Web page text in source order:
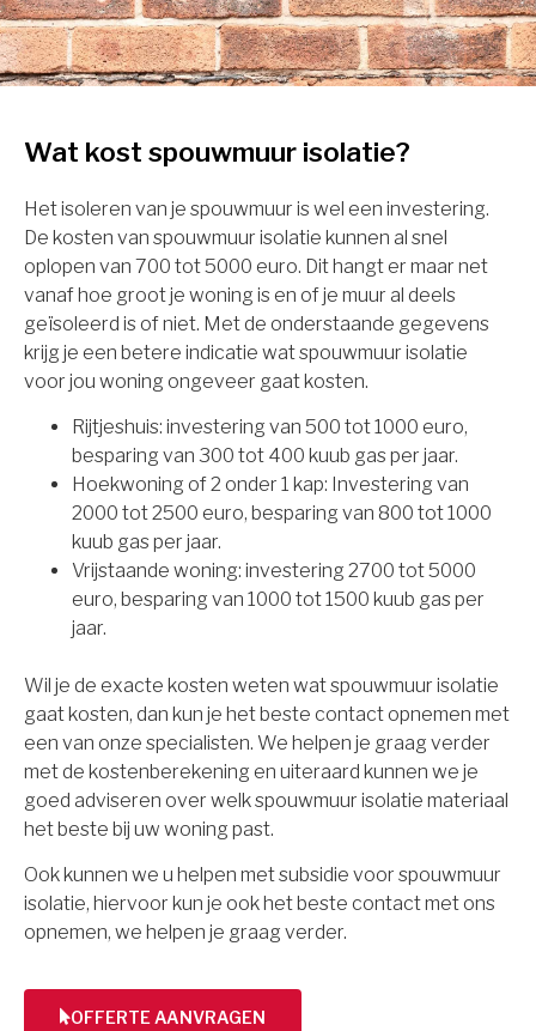
Wat kost spouwmuur isolatie?
Het isoleren van je spouwmuur is wel een investering.
De kosten van spouwmuur isolatie kunnen al snel
oplopen van 700 tot 5000 euro. Dit hangt er maar net
vanaf hoe groot je woning is en of je muur al deels
geïsoleerd is of niet. Met de onderstaande gegevens
krijg je een betere indicatie wat spouwmuur isolatie
voor jou woning ongeveer gaat kosten.
Rijtjeshuis: investering van 500 tot 1000 euro,
besparing van 300 tot 400 kuub gas per jaar.
Hoekwoning of 2 onder 1 kap: Investering van
2000 tot 2500 euro, besparing van 800 tot 1000
kuub gas per jaar.
Vrijstaande woning: investering 2700 tot 5000
euro, besparing van 1000 tot 1500 kuub gas per
jaar.
Wil je de exacte kosten weten wat spouwmuur isolatie
gaat kosten, dan kun je het beste contact opnemen met
een van onze specialisten. We helpen je graag verder
met de kostenberekening en uiteraard kunnen we je
goed adviseren over welk spouwmuur isolatie materiaal
het beste bij uw woning past.
Ook kunnen we u helpen met subsidie voor spouwmuur
isolatie, hiervoor kun je ook het beste contact met ons
opnemen, we helpen je graag verder.
OFFERTE AANVRAGEN